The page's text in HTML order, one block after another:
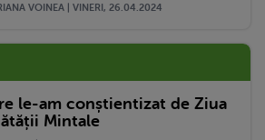
VOINEA | VINERI, 26.04.2024
le-am conștientizat de Ziua
Mintale